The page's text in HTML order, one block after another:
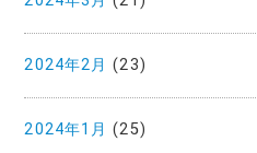
2024年2月 (23)
2024年1月 (25)